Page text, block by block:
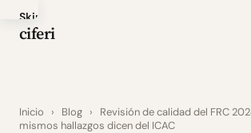
Skip
to
ciferi
Inicio › Blog ›
Revisión de calidad del FRC
mismos hallazgos dicen del ICAC